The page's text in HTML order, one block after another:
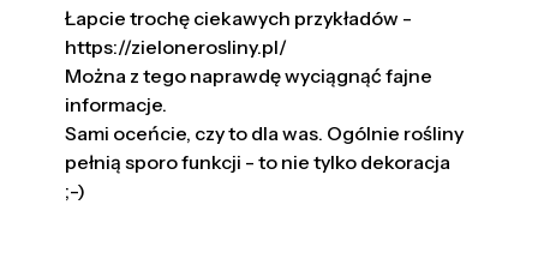
Łapcie trochę ciekawych przykładów -
https://zielonerosliny.pl/
Można z tego naprawdę wyciągnąć fajne
informacje.
Sami oceńcie, czy to dla was. Ogólnie rośliny
pełnią sporo funkcji - to nie tylko dekoracja
;-)